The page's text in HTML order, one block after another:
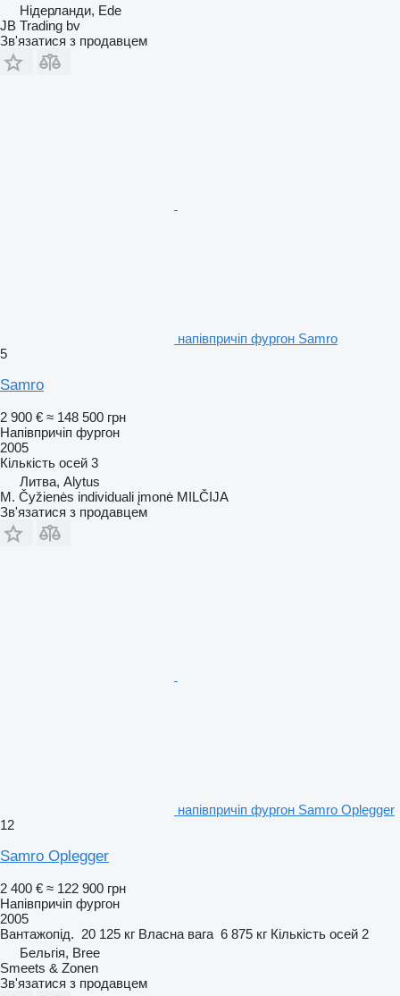
Нідерланди, Ede
JB Trading bv
Зв'язатися з продавцем
напівпричіп фургон Samro
5
Samro
2 900 € ≈ 148 500 грн
Напівпричіп фургон
2005
Кількість осей 3
Литва, Alytus
M. Čyžienės individuali įmonė MILČIJA
Зв'язатися з продавцем
напівпричіп фургон Samro Oplegger
12
Samro Oplegger
2 400 € ≈ 122 900 грн
Напівпричіп фургон
2005
Вантажопід. 20 125 кг Власна вага 6 875 кг Кількість осей 2
Бельгія, Bree
Smeets & Zonen
Зв'язатися з продавцем